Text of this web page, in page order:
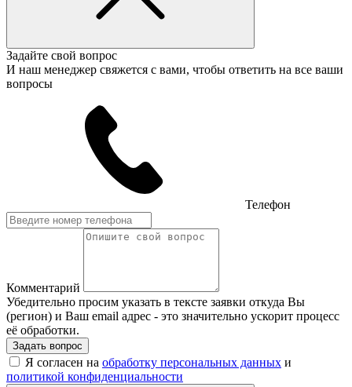
Задайте свой вопрос
И наш менеджер свяжется с вами, чтобы ответить на все ваши
вопросы
Телефон
Комментарий
Убедительно просим указать в тексте заявки откуда Вы
(регион) и Ваш email адрес - это значительно ускорит процесс
её обработки.
Задать вопрос
Я согласен на обработку персональных данных и
политикой конфиденциальности